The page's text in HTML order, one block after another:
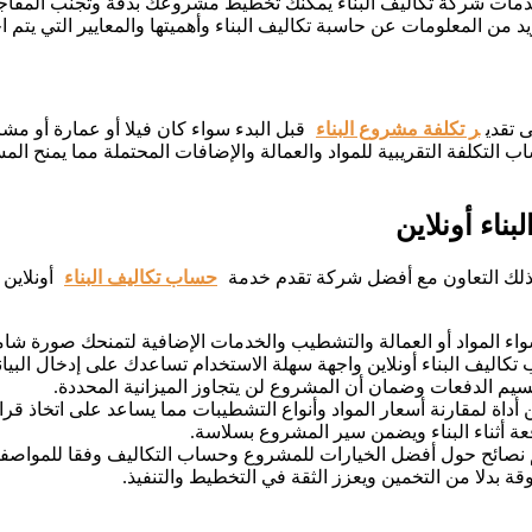
عن حاسبة تكاليف البناء وأهميتها والمعايير التي يتم
تقدي ر تكلفة مشروع البناء
قبل البدء سواء كان فيلا أو عمارة أو
التقريبية للمواد والعمالة والإضافات المحتملة مما يمنح
أونلاين
التعاون مع أفضل شركة تقدم خدمة حساب تكاليف البناء
أو العمالة والتشطيب والخدمات الإضافية لتمنحك صورة
البناء أونلاين واجهة سهلة الاستخدام تساعدك على إدخال
الدفعات وضمان أن المشروع لن يتجاوز الميزانية المحددة.
لمقارنة أسعار المواد وأنواع التشطيبات مما يساعد على اتخاذ
أثناء البناء ويضمن سير المشروع بسلاسة.
نصائح حول أفضل الخيارات للمشروع وحساب التكاليف وفقا
بدلا من التخمين ويعزز الثقة في التخطيط والتنفيذ.